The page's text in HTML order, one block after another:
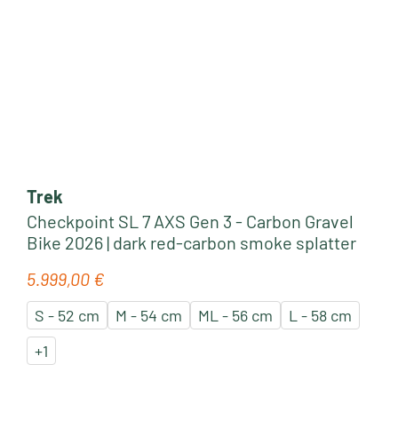
Trek
Checkpoint SL 7 AXS Gen 3 - Carbon Gravel
Bike 2026 | dark red-carbon smoke splatter
Regulärer Preis:
5.999,00 €
S - 52 cm M - 54 cm ML - 56 cm
L - 58 cm
+1